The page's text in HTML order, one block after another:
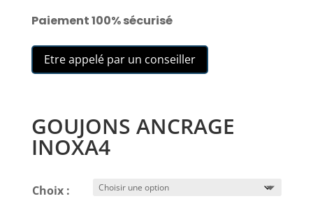
Paiement 100% sécurisé
Etre appelé par un conseiller
GOUJONS ANCRAGE
INOXA4
Choix :